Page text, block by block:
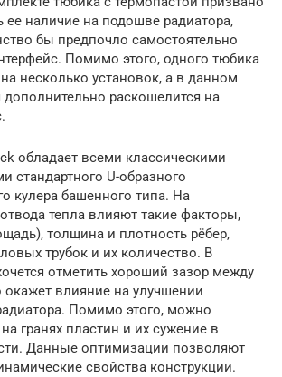
ее наличие на подошве радиатора,
бы предпочло самостоятельно
Помимо этого, одного тюбика
несколько установок, а в данном
дополнительно раскошелится на
обладает всеми классическими
стандартного U-образного
кулера башенного типа. На
тепла влияют такие факторы,
толщина и плотность рёбер,
трубок и их количество. В
отметить хороший зазор между
окажет влияние на улучшении
Помимо этого, можно
гранях пластин и их сужение в
Данные оптимизации позволяют
свойства конструкции.